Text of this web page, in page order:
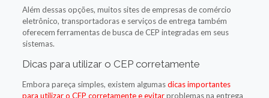
Além dessas opções, muitos sites de empresas de comércio
eletrônico, transportadoras e serviços de entrega também
oferecem ferramentas de busca de CEP integradas em seus
sistemas.
Dicas para utilizar o CEP corretamente
Embora pareça simples, existem algumasdicas importantes
para utilizar o CEP corretamente e evitarproblemas na entrega